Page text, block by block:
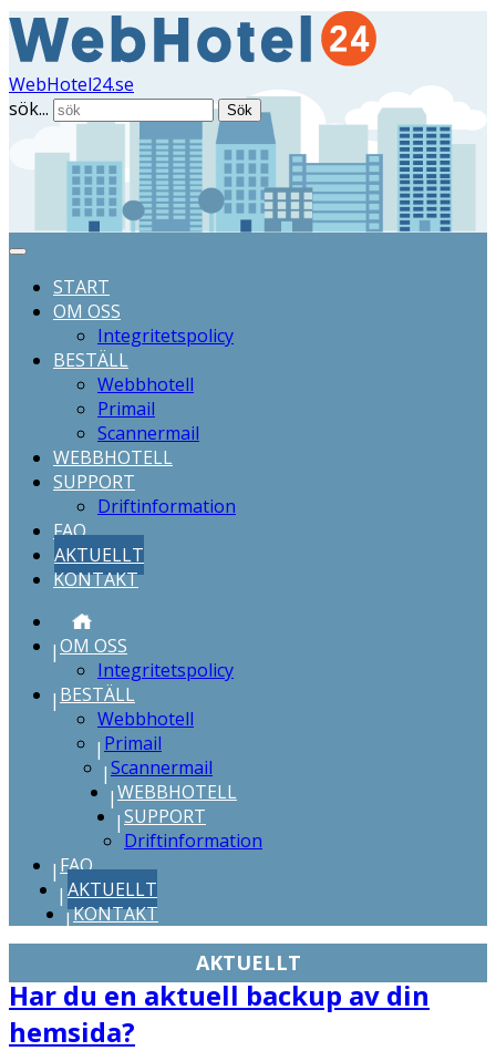
WebHotel24.se
sök...
Sök
START
OM OSS
Integritetspolicy
BESTÄLL
Webbhotell
Primail
Scannermail
WEBBHOTELL
SUPPORT
Driftinformation
FAQ
AKTUELLT
KONTAKT
START
OM OSS
Integritetspolicy
BESTÄLL
Webbhotell
Primail
Scannermail
WEBBHOTELL
SUPPORT
Driftinformation
FAQ
AKTUELLT
KONTAKT
AKTUELLT
Har du en aktuell backup av din
hemsida?